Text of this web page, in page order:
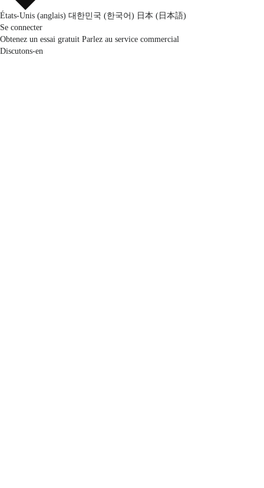
États-Unis (anglais) 대한민국 (한국어) 日本 (日本語)
Se connecter
Obtenez un essai gratuit Parlez au service commercial
Discutons-en